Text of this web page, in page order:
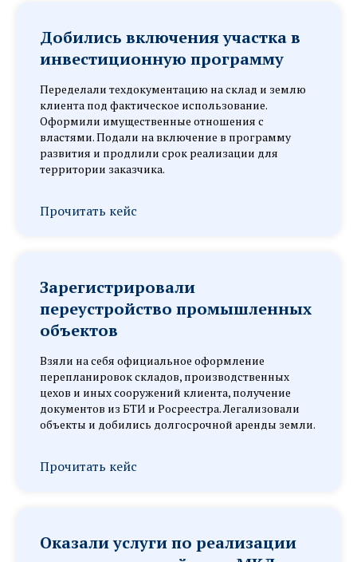
Добились включения участка в
инвестиционную программу
Переделали техдокументацию на склад и землю
клиента под фактическое использование.
Оформили имущественные отношения с
властями. Подали на включение в программу
развития и продлили срок реализации для
территории заказчика.
Прочитать кейс
Зарегистрировали
переустройство промышленных
объектов
Взяли на себя официальное оформление
перепланировок складов, производственных
цехов и иных сооружений клиента, получение
документов из БТИ и Росреестра. Легализовали
объекты и добились долгосрочной аренды земли.
Прочитать кейс
Оказали услуги по реализации